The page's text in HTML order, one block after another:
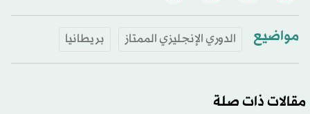
مواضيع الدوري الإنجليزي الممتاز بريطانيا
مقالات ذات صلة